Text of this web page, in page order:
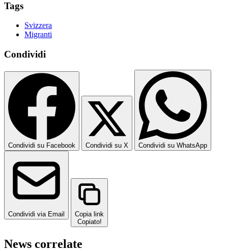
Tags
Svizzera
Migranti
Condividi
Condividi su Facebook Condividi su X Condividi su WhatsApp
Condividi via Email
Copia link
Copiato!
News correlate